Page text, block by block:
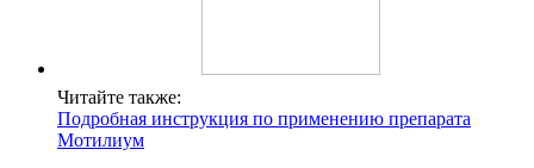
Читайте также:
Подробная инструкция по применению препарата
Мотилиум